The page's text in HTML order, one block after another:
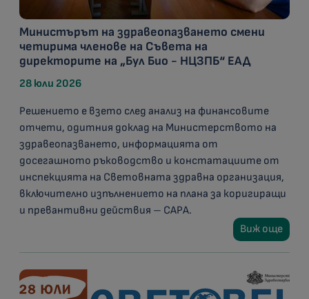
Министърът на здравеопазването смени
четирима членове на Съвета на
директорите на „Бул Био - НЦЗПБ“ ЕАД
28 юли 2026
Решението е взето след анализ на финансовите
отчети, одитния доклад на Министерството на
здравеопазването, информацията от
досегашното ръководство и констатациите от
инспекцията на Световната здравна организация,
включително изпълнението на плана за коригиращи
и превантивни действия – CAPA.
Виж още